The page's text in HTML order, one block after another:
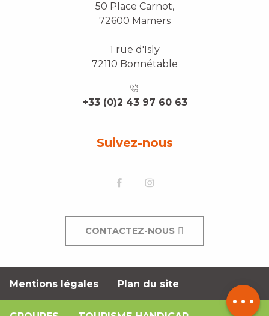
Description
50 Place Carnot,
72600 Mamers
1 rue d'Isly
72110 Bonnétable
+33 (0)2 43 97 60 63
Suivez-nous
CONTACTEZ-NOUS
Mentions légales Plan du site